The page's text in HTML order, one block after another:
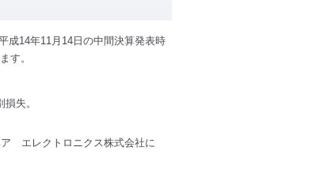
成14年11月14日の中間決算発表時
す。
失。
ア エレクトロニクス株式会社に